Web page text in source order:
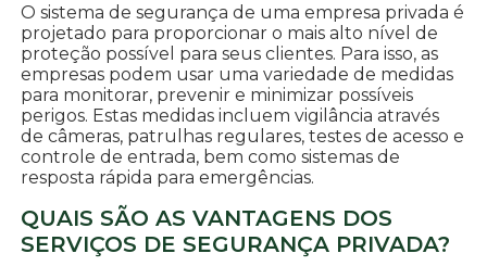
O sistema de segurança de uma empresa privada é
projetado para proporcionar o mais alto nível de
proteção possível para seus clientes. Para isso, as
empresas podem usar uma variedade de medidas
para monitorar, prevenir e minimizar possíveis
perigos. Estas medidas incluem vigilância através
de câmeras, patrulhas regulares, testes de acesso e
controle de entrada, bem como sistemas de
resposta rápida para emergências.
QUAIS SÃO AS VANTAGENS DOS
SERVIÇOS DE SEGURANÇA PRIVADA?